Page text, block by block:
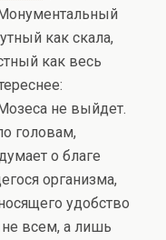
как скала,
как весь
не выйдет.
головам,
о благе
организма,
удобство
всем, а лишь